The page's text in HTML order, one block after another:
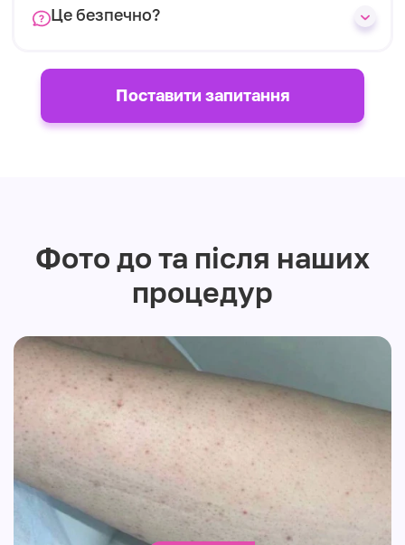
Це безпечно?
Поставити запитання
Фото до та після наших
процедур